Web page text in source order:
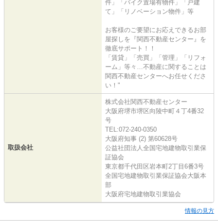
件」「バイク置場有物件」「戸建
て」「リノベーション物件」等
お客様のご要望にお応えできるお部
屋探しを『関西不動産センター』を
徹底サポート！！
「賃貸」「売買」「管理」「リフォ
ーム」等々…不動産に関することは
関西不動産センターへお任せくださ
い！"
取扱会社
株式会社関西不動産センター
大阪府堺市堺区向陵中町４丁4番32
号
TEL:072-240-0350
大阪府知事 (2) 第60628号
公益社団法人全国宅地建物取引業保
証協会
東京都千代田区岩本町2丁目6番3号
全国宅地建物取引業保証協会大阪本
部
大阪府宅地建物取引業協会
情報の見方